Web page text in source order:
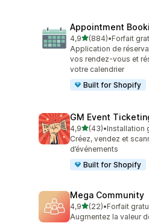
Appointment
4,9étoile(s) sur 5
(884)
884 avis au total
•Forfait
Application de
vos rendez-vous et
votre calendrier
Built for Shopify
GM Event
4,9étoile(s) sur 5
(43)
43 avis au total
•Installation
Créez, vendez et
d’événements
Built for Shopify
Mega Community
4,9étoile(s) sur 5
(22)
22 avis au total
•Forfait
Augmentez la valeur